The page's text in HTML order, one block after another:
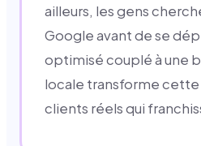
ailleurs, les gens
Google avant de se
optimisé couplé à une
locale transforme
clients réels qui